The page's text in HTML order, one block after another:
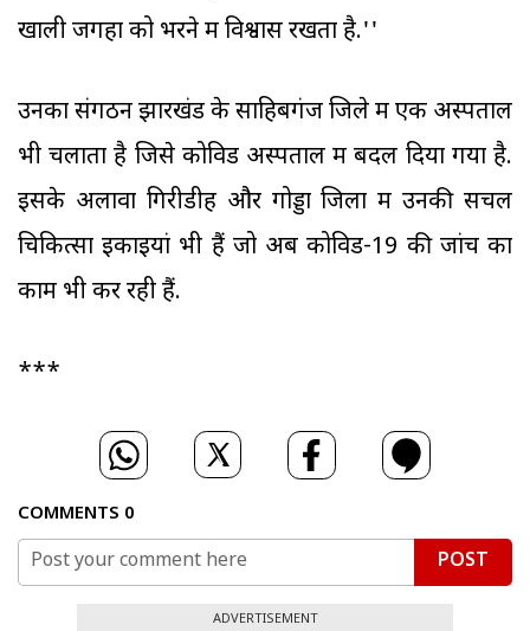
खाली जगहों को भरने में विश्वास रखता है.''
उनका संगठन झारखंड के साहिबगंज जिले में एक अस्पताल
भी चलाता है जिसे कोविड अस्पताल में बदल दिया गया है.
इसके अलावा गिरीडीह और गोड्डा जिलों में उनकी सचल
चिकित्सा इकाइयां भी हैं जो अब कोविड-19 की जांच का
काम भी कर रही हैं.
***
COMMENTS 0
POST
ADVERTISEMENT